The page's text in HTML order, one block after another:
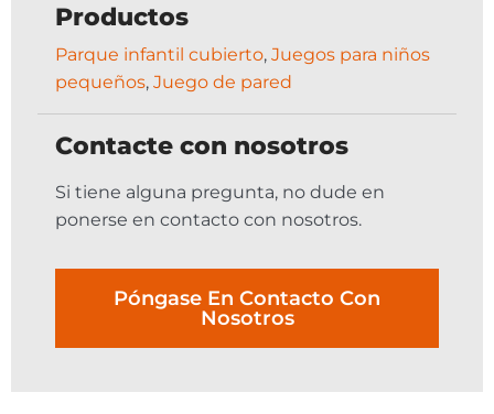
Productos
Parque infantil cubierto, Juegos para niños
pequeños, Juego de pared
Contacte con nosotros
Si tiene alguna pregunta, no dude en
ponerse en contacto con nosotros.
Póngase En Contacto Con
Nosotros